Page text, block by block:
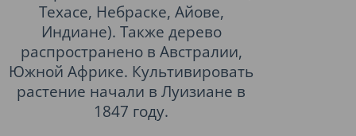
Техасе, Небраске, Айове,
Индиане). Также дерево
распространено в Австралии,
Южной Африке. Культивировать
растение начали в Луизиане в
1847 году.